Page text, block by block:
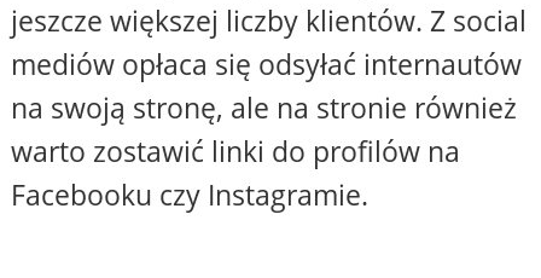
jeszcze większej liczby klientów. Z social
mediów opłaca się odsyłać internautów
na swoją stronę, ale na stronie również
warto zostawić linki do profilów na
Facebooku czy Instagramie.